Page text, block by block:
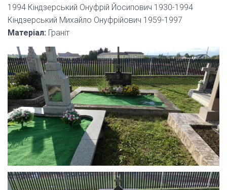
1994 Кіндзерський Онуфрій Йосипович 1930-1994
Кіндзерський Михайло Онуфрійович 1959-1997
Матеріал: Граніт